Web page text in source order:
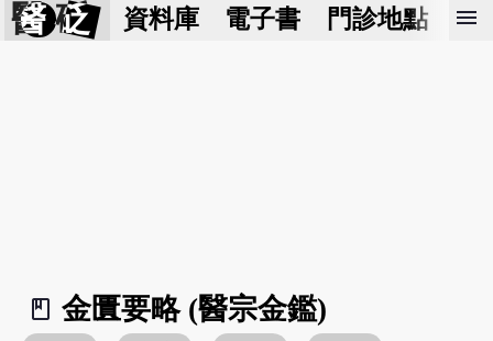
醫 砭 資料庫 電子書 門診地點 預
menu
book_2
金匱要略 (醫宗金鑑)